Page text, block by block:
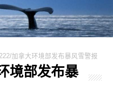
加拿大环境部发布暴风雪警报
境部发布暴